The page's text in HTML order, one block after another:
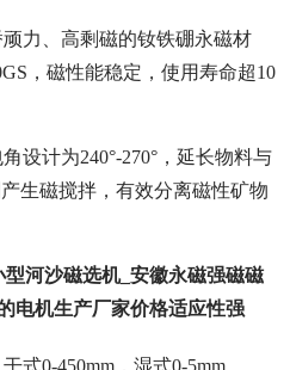
力、高剩磁的钕铁硼永磁材
，磁性能稳定，使用寿命超10
设计为240°-270°，延长物料与
生磁搅拌，有效分离磁性矿物
河沙磁选机_安徽永磁强磁磁
电机生产厂家价格适应性强